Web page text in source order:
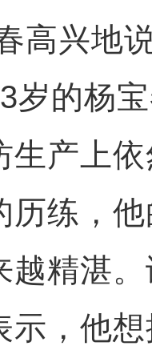
高兴地
的杨宝
生产上
历练，
越精湛
示，他